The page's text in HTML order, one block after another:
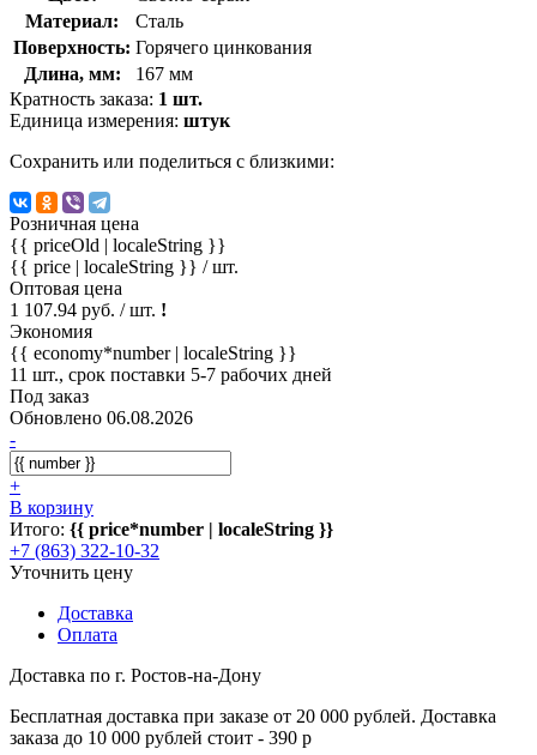
Материал:
Сталь
Поверхность: Горячего цинкования
Длина, мм:
167 мм
Кратность заказа: 1 шт.
Единица измерения: штук
Сохранить или поделиться с близкими:
Розничная цена
{{ priceOld | localeString }}
{{ price | localeString }} / шт.
Оптовая цена
1 107.94 руб. / шт. !
Экономия
{{ economy*number | localeString }}
11 шт., срок поставки 5-7 рабочих дней
Под заказ
Обновлено 06.08.2026
-
+
В корзину
Итого: {{ price*number | localeString }}
+7 (863) 322-10-32
Уточнить цену
Доставка
Оплата
Доставка по г. Ростов-на-Дону
Бесплатная доставка при заказе от 20 000 рублей. Доставка
заказа до 10 000 рублей стоит - 390 р